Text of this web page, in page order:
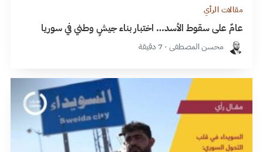
مقالات الرأي
عامٌ على سقوط الأسد… اختبار بناء جيشٍ وطني في سوريا
محسن المصطفى · 7 دقيقة